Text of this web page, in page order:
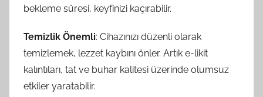
bekleme süresi, keyfinizi kaçırabilir.
Temizlik Önemli: Cihazınızı düzenli olarak
temizlemek, lezzet kaybını önler. Artık e-likit
kalıntıları, tat ve buhar kalitesi üzerinde olumsuz
etkiler yaratabilir.